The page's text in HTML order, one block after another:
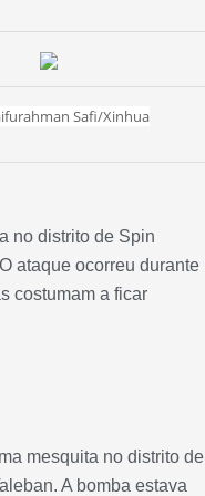
Safi/Xinhua
no distrito de Spin
ataque ocorreu durante
costumam a ficar
mesquita no distrito de
A bomba estava